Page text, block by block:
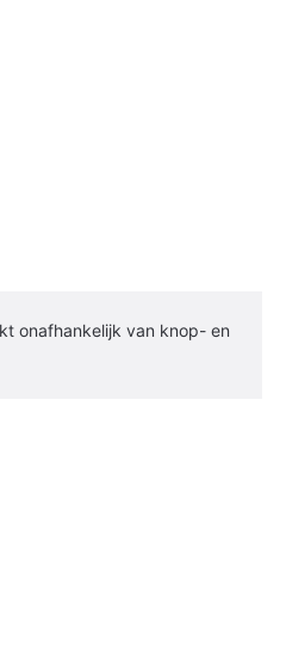
onafhankelijk van knop- en